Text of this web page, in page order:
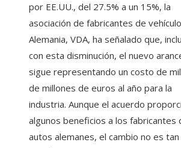
por EE.UU., del 27.5% a un 15%, la
asociación de fabricantes de
Alemania, VDA, ha señalado que,
con esta disminución, el nuevo
sigue representando un costo de
de millones de euros al año para la
industria. Aunque el acuerdo
algunos beneficios a los fabricantes
autos alemanes, el cambio no es tan